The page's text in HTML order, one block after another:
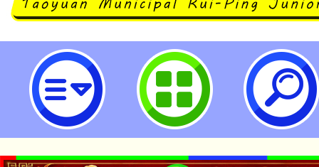
114年度太陽光電推廣種子教師培
瑞坪國民中學